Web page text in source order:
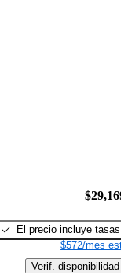
El precio incluye tasas
$572/mes
Verif. disponibilidad